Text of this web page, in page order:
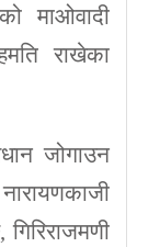
माओवादी
राखेका
जोगाउन